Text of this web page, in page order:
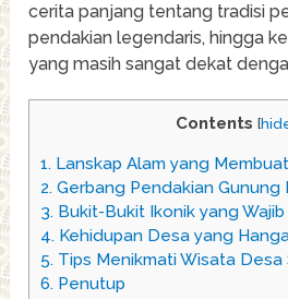
cerita panjang tentang tradisi
pendakian legendaris, hingga
yang masih sangat dekat
Contents [
1. Lanskap Alam yang
2. Gerbang Pendakian Gunung
3. Bukit-Bukit Ikonik yang
4. Kehidupan Desa yang
5. Tips Menikmati Wisata Desa
6. Penutup